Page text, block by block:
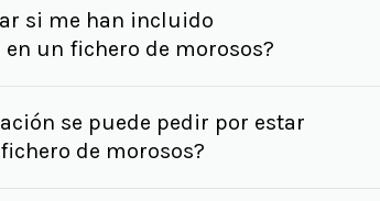
si me han incluido
un fichero de morosos?
se puede pedir por estar
de morosos?